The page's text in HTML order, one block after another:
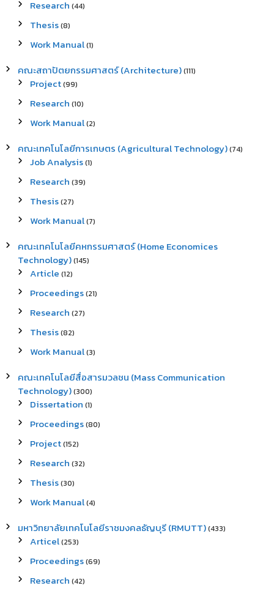
Research (44)
Thesis(8)
Work Manual(1)
คณะสถาปัตยกรรมศาสตร์ (Architecture)(111)
Project(99)
Research (10)
Work Manual(2)
คณะเทคโนโลยีการเกษตร (Agricultural Technology)(74)
Job Analysis(1)
Research (39)
Thesis(27)
Work Manual(7)
คณะเทคโนโลยีคหกรรมศาสตร์ (Home Economices
Technology)(145)
Article (12)
Proceedings(21)
Research (27)
Thesis(82)
Work Manual(3)
คณะเทคโนโลยีสื่อสารมวลชน (Mass Communication
Technology)(300)
Dissertation (1)
Proceedings(80)
Project(152)
Research (32)
Thesis(30)
Work Manual(4)
มหาวิทยาลัยเทคโนโลยีราชมงคลธัญบุรี (RMUTT)(433)
Articel(253)
Proceedings(69)
Research (42)